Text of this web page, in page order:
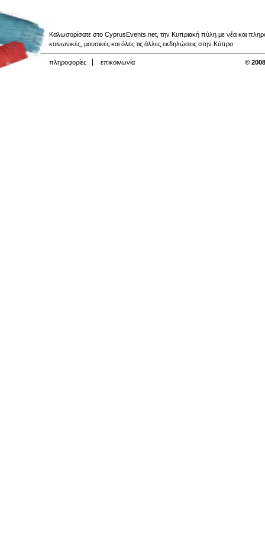
Καλωσορίσατε στο CyprusEvents.net, την Κυπριακή πύλη με νέα και
κοινωνικές, μουσικές και όλες τις άλλες εκδηλώσεις στην Κύπρο.
πληροφορίες επικοινωνία ©